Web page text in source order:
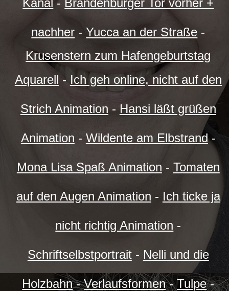
nachher -Yucca an der Straße -
Krusenstern zum Hafengeburtstag
Aquarell - Ich geh online, nicht auf den
Strich Animation - Hansi läßt grüßen
Animation - Wildente am Elbstrand-
Mona Lisa Spaß Animation - Tomaten
auf den Augen Animation - Ich ticke ja
nicht richtig Animation -
Schriftselbstportrait- Nelli und die
Holzbahn-Verlaufsformen-Tulpe-